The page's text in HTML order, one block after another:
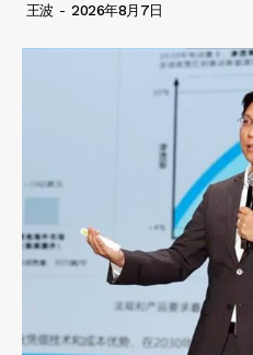
王波 - 2026年8月7日